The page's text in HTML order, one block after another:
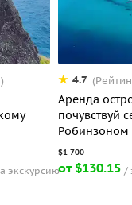
экскурсию
4.7
Аренда
почувствуй
Робинзоном
от $130.15